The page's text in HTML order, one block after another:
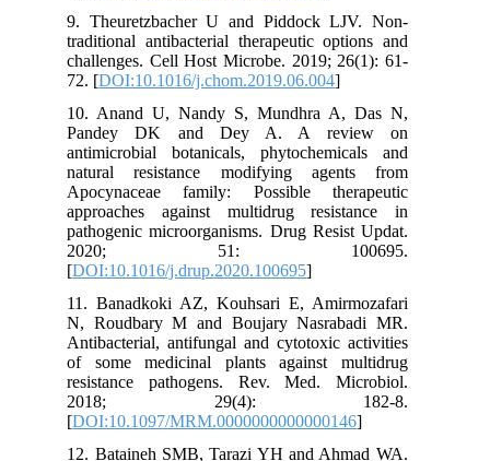
9. Theuretzbacher U and Piddock LJV. Non-
traditional antibacterial therapeutic options and
challenges. Cell Host Microbe. 2019; 26(1): 61-
72. [DOI:10.1016/j.chom.2019.06.004
10. Anand U, Nandy S, Mundhra A, Das N,
Pandey DK and Dey A. A review on
antimicrobial botanicals, phytochemicals and
natural resistance modifying agents from
Apocynaceae family: Possible therapeutic
approaches against multidrug resistance in
pathogenic microorganisms. Drug Resist Updat.
2020; 51: 100695.
[DOI:10.1016/j.drup.2020.100695
11. Banadkoki AZ, Kouhsari E, Amirmozafari
N, Roudbary M and Boujary Nasrabadi MR.
Antibacterial, antifungal and cytotoxic activities
of some medicinal plants against multidrug
resistance pathogens. Rev. Med. Microbiol.
2018; 29(4): 182-8.
[DOI:10.1097/MRM.0000000000000146
12. Bataineh SMB, Tarazi YH and Ahmad WA.